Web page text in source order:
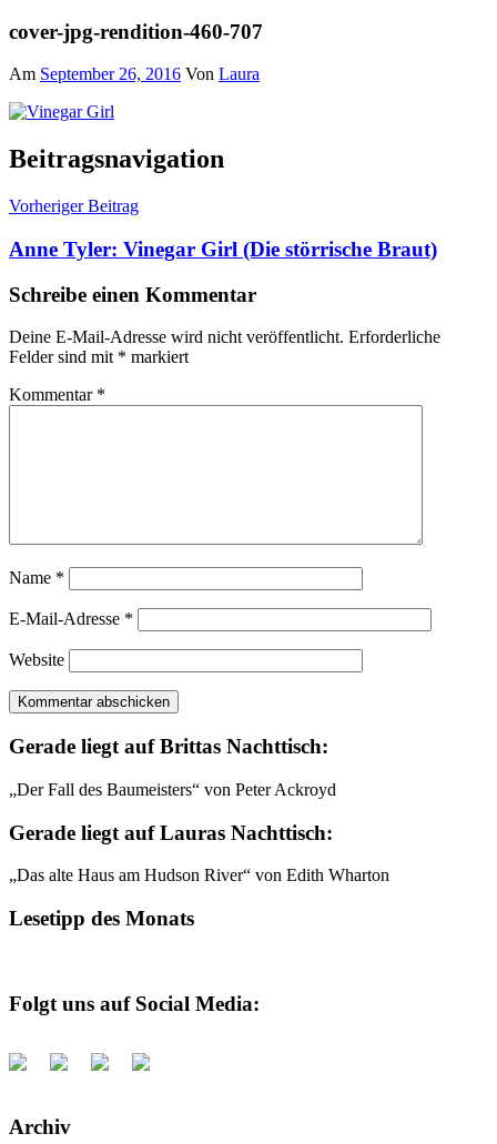
cover-jpg-rendition-460-707
Am September 26, 2016 Von Laura
Beitragsnavigation
Vorheriger Beitrag
Anne Tyler: Vinegar Girl (Die störrische Braut)
Schreibe einen Kommentar
Deine E-Mail-Adresse wird nicht veröffentlicht. Erforderliche
Felder sind mit * markiert
Kommentar *
Name *
E-Mail-Adresse *
Website
Gerade liegt auf Brittas Nachttisch:
„Der Fall des Baumeisters“ von Peter Ackroyd
Gerade liegt auf Lauras Nachttisch:
„Das alte Haus am Hudson River“ von Edith Wharton
Lesetipp des Monats
Folgt uns auf Social Media:
Archiv